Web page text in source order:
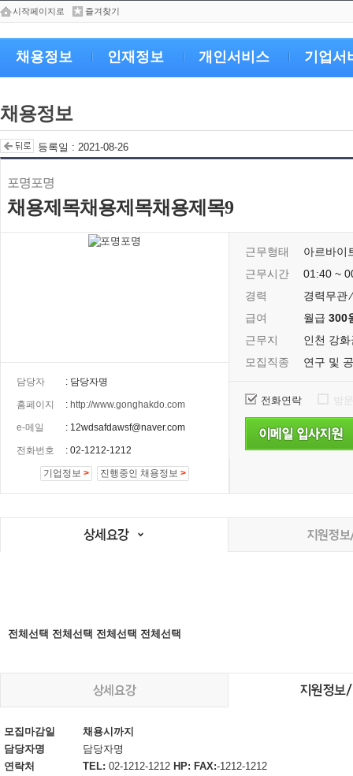
시작페이지로 즐겨찾기
채용정보 인재정보 개인서비스 기업서
채용정보
등록일 : 2021-08-26
포명포명
채용제목채용제목채용제목9
담당자 : 담당자명
홈페이지 : http://www.gonghakdo.com
e-메일 : 12wdsafdawsf@naver.com
전화번호 : 02-1212-1212
기업정보 > 진행중인 채용정보 >
근무형태
아르바이
근무시간
01:40 ~
경력
경력무관
급여
월급 300
근무지
인천 강
모집직종
연구 및
전화연락 방
전체선택 전체선택 전체선택 전체선택
모집마감일
채용시까지
담당자명
담당자명
연락처
TEL: 02-1212-1212 HP: FAX:-1212-1212